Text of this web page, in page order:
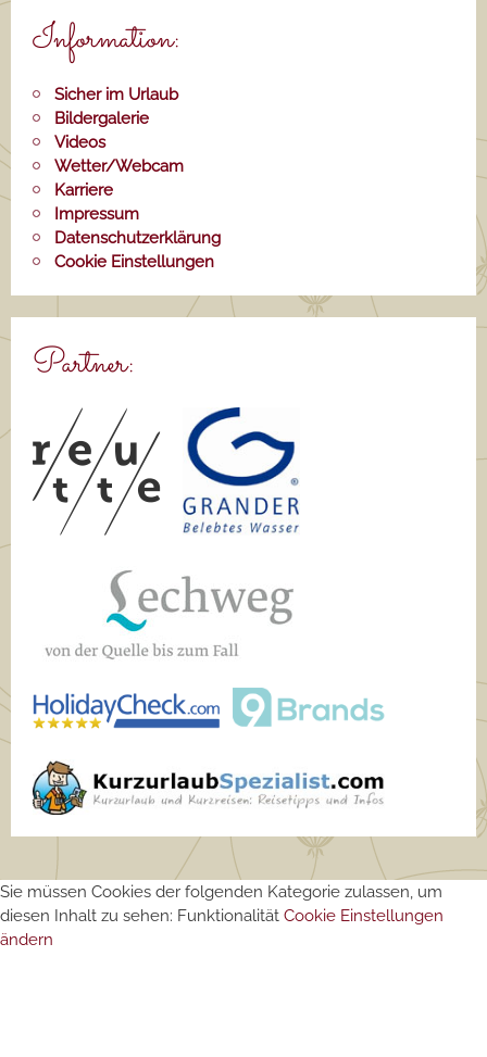
Information:
Sicher im Urlaub
Bildergalerie
Videos
Wetter/Webcam
Karriere
Impressum
Datenschutzerklärung
Cookie Einstellungen
Partner:
Sie müssen Cookies der folgenden Kategorie zulassen, um
diesen Inhalt zu sehen: Funktionalität Cookie Einstellungen
ändern